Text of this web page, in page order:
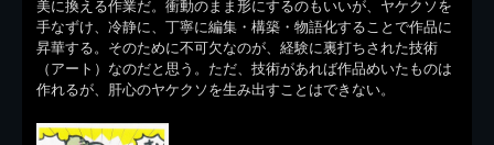
美に換える作業だ。衝動のまま形にするのもいいが、ヤケクソを
手なずけ、冷静に、丁寧に編集・構築・物語化することで作品に
昇華する。そのために不可欠なのが、経験に裏打ちされた技術
（アート）なのだと思う。ただ、技術があれば作品めいたものは
作れるが、肝心のヤケクソを生み出すことはできない。